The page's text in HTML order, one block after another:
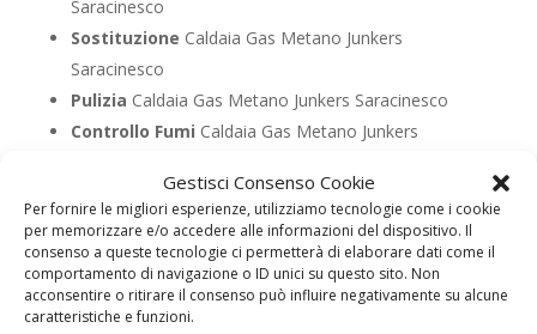
Gestisci Consenso Cookie
Per fornire le migliori esperienze, utilizziamo tecnologie come i cookie
per memorizzare e/o accedere alle informazioni del dispositivo. Il
consenso a queste tecnologie ci permetterà di elaborare dati come il
comportamento di navigazione o ID unici su questo sito. Non
acconsentire o ritirare il consenso può influire negativamente su alcune
caratteristiche e funzioni.
Saracinesco
Sostituzione Caldaia Gas Metano Junkers
Saracinesco
Pulizia Caldaia Gas Metano Junkers Saracinesco
Controllo Fumi Caldaia Gas Metano Junkers
Caldaia Gas Metano Junkers Saracinesco
VenditaCaldaia Gas Metano Junkers Saracinesco
OfferteCaldaia Gas Metano Junkers Saracinesco